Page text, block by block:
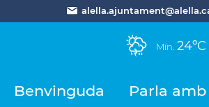
Mín. 24ºC
Benvinguda Parla